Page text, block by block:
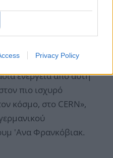
Privacy Policy
που έγινε
στον πάγο
. Συγκριτικά,
ενέργεια από αυτή
πιο ισχυρό
κόσμο, στο CERN»,
'Ανα Φρανκόβιακ.